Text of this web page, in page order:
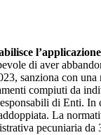
di aver
sanziona con
compiuti da
di Enti.
La
pecuniaria da